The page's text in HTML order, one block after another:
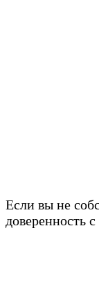
Если вы не
доверенность